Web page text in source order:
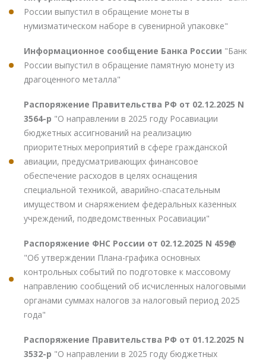
России выпустил в обращение монеты в
нумизматическом наборе в сувенирной упаковке"
Информационное сообщение Банка России "Банк
России выпустил в обращение памятную монету из
драгоценного металла"
Распоряжение Правительства РФ от 02.12.2025 N
3564-р "О направлении в 2025 году Росавиации
бюджетных ассигнований на реализацию
приоритетных мероприятий в сфере гражданской
авиации, предусматривающих финансовое
обеспечение расходов в целях оснащения
специальной техникой, аварийно-спасательным
имуществом и снаряжением федеральных казенных
учреждений, подведомственных Росавиации"
Распоряжение ФНС России от 02.12.2025 N 459@
"Об утверждении Плана-графика основных
контрольных событий по подготовке к массовому
направлению сообщений об исчисленных налоговыми
органами суммах налогов за налоговый период 2025
года"
Распоряжение Правительства РФ от 01.12.2025 N
3532-р "О направлении в 2025 году бюджетных